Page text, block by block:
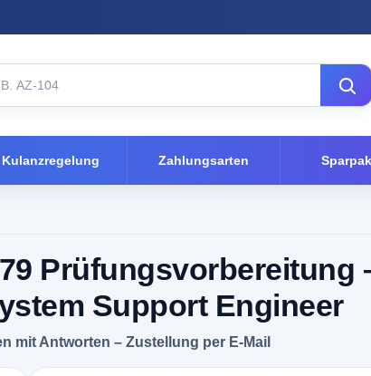
Kulanzregelung Zahlungsarten
Prüfungsvorbereitung
Support Engineer
mit Antworten – Zustellung per E-Mail